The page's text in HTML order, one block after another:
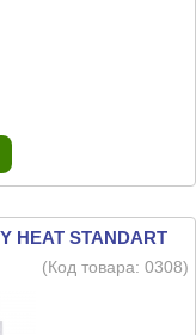
HEAT STANDART
(Код товара: 0308)